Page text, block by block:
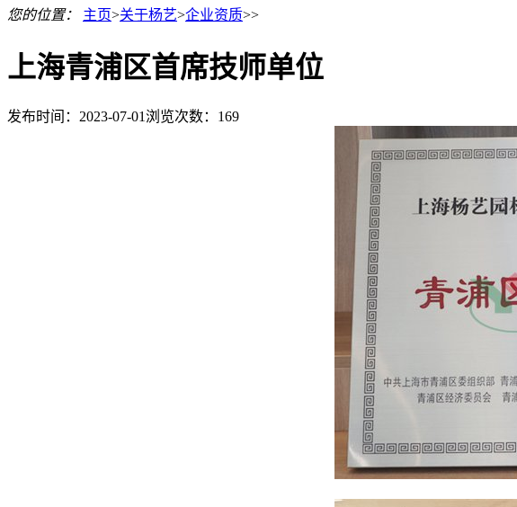
您的位置： 主页>关于杨艺>企业资质>>
上海青浦区首席技师单位
发布时间：2023-07-01 浏览次数： 169